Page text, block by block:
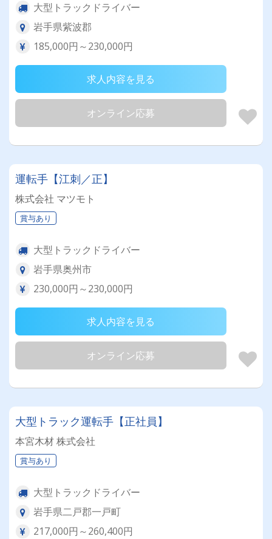
大型トラックドライバー
岩手県紫波郡
185,000円～230,000円
求人内容を見る
オンライン応募
運転手【江刺／正】
株式会社 マツモト
賞与あり
大型トラックドライバー
岩手県奥州市
230,000円～230,000円
求人内容を見る
オンライン応募
大型トラック運転手【正社員】
本宮木材 株式会社
賞与あり
大型トラックドライバー
岩手県二戸郡一戸町
217,000円～260,400円